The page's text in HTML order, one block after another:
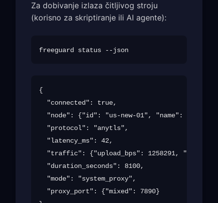
Za dobivanje izlaza čitljivog stroju
(korisno za skriptiranje ili AI agente):
{
  "connected": true,
"node": {"id": "us-new-01", "name":
  "protocol": "anytls",
  "latency_ms": 42,
"traffic": {"upload_bps": 1258291,
  "duration_seconds": 8100,
  "mode": "system_proxy",
  "proxy_port": {"mixed": 7890}